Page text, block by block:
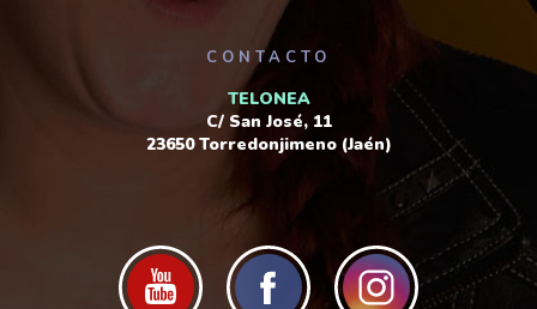
CONTACTO
TELONEA
C/ San José, 11
23650 Torredonjimeno (Jaén)